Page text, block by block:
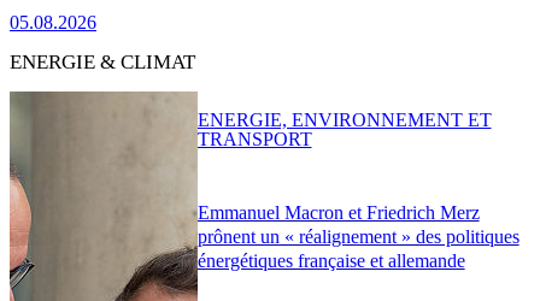
05.08.2026
ENERGIE & CLIMAT
Emmanuel Macron et Friedrich Merz
prônent un « réalignement » des politiques
énergétiques française et allemande
ENERGIE, ENVIRONNEMENT ET
TRANSPORT